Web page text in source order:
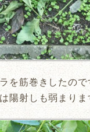
を筋巻きしたので
陽射しも弱まり